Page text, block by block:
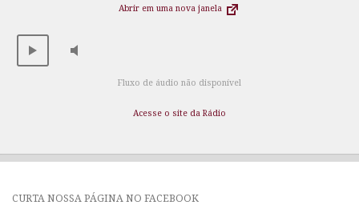
Abrir em uma nova janela
Fluxo de áudio não disponível
Acesse o site da Rádio
CURTA NOSSA PÁGINA NO FACEBOOK